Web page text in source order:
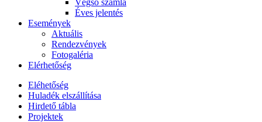
Végső számla
Éves jelentés
Események
Aktuális
Rendezvények
Fotogaléria
Elérhetőség
Eléhetőség
Huladék elszállítása
Hirdető tábla
Projektek